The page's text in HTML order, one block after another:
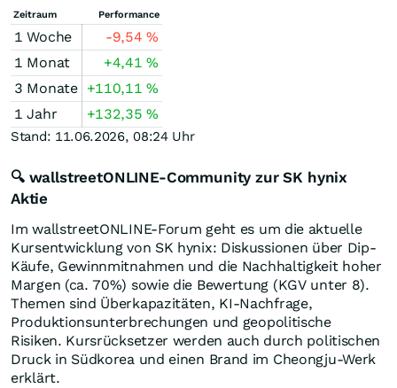
Zeitraum Performance
1 Woche -9,54%
1 Monat
+4,41%
3 Monate +110,11%
1 Jahr
+132,35%
Stand: 11.06.2026, 08:24 Uhr
🔍 wallstreetONLINE-Community zur SK hynix
Aktie
Im wallstreetONLINE-Forum geht es um die aktuelle
Kursentwicklung von SK hynix: Diskussionen über Dip-
Käufe, Gewinnmitnahmen und die Nachhaltigkeit hoher
Margen (ca. 70%) sowie die Bewertung (KGV unter 8).
Themen sind Überkapazitäten, KI-Nachfrage,
Produktionsunterbrechungen und geopolitische
Risiken. Kursrücksetzer werden auch durch politischen
Druck in Südkorea und einen Brand im Cheongju-Werk
erklärt.